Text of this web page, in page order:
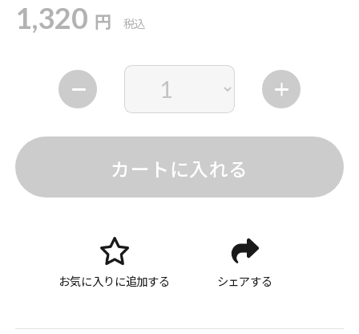
1,320 円 税込
カートに入れる
お気に入りに追加する シェアする